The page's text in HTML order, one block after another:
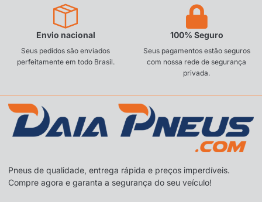
Envio nacional
Seus pedidos são enviados
perfeitamente em todo Brasil.
100% Seguro
Seus pagamentos estão seguros
com nossa rede de segurança
privada.
Pneus de qualidade, entrega rápida e preços imperdíveis.
Compre agora e garanta a segurança do seu veículo!